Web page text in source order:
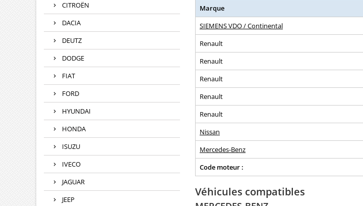
CITROËN
DACIA
DEUTZ
DODGE
FIAT
FORD
HYUNDAI
HONDA
ISUZU
IVECO
JAGUAR
JEEP
Marque
SIEMENS VDO / Continental
Renault
Renault
Renault
Renault
Renault
Nissan
Mercedes-Benz
Code moteur :
Véhicules compatibles